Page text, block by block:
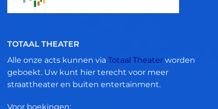
TOTAAL THEATER
Alle onze acts kunnen via Totaal Theater worden
geboekt. Uw kunt hier terecht voor meer
straattheater en buiten entertainment.
Voor boekingen: